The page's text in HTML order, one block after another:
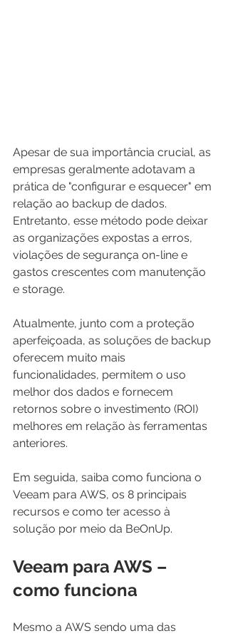
Apesar de sua importância crucial, as
empresas geralmente adotavam a
prática de "configurar e esquecer" em
relação ao backup de dados.
Entretanto, esse método pode deixar
as organizações expostas a erros,
violações de segurança on-line e
gastos crescentes com manutenção
e storage.
Atualmente, junto com a proteção
aperfeiçoada, as soluções de backup
oferecem muito mais
funcionalidades, permitem o uso
melhor dos dados e fornecem
retornos sobre o investimento (ROI)
melhores em relação às ferramentas
anteriores.
Em seguida, saiba como funciona o
Veeam para AWS, os 8 principais
recursos e como ter acesso à
solução por meio da BeOnUp.
Veeam para AWS –
como funciona
Mesmo a AWS sendo uma das